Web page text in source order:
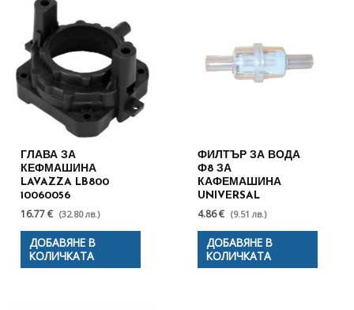
ГЛАВА ЗА
КЕФМАШИНА
LAVAZZA LB800
10060056
16.77 € (32.80 лв.)
ДОБАВЯНЕ В
КОЛИЧКАТА
ФИЛТЪР ЗА ВОДА
Ф8 ЗА
КАФЕМАШИНА
UNIVERSAL
4.86 € (9.51 лв.)
ДОБАВЯНЕ В
КОЛИЧКАТА